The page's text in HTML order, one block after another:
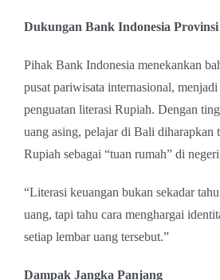
Dukungan Bank Indonesia
Pihak Bank Indonesia menekankan
pusat pariwisata internasional,
penguatan literasi Rupiah. Dengan
uang asing, pelajar di Bali diharapkan
Rupiah sebagai “tuan rumah” di
“Literasi keuangan bukan sekadar
uang, tapi tahu cara menghargai
setiap lembar uang tersebut.”
Dampak Jangka Panjang